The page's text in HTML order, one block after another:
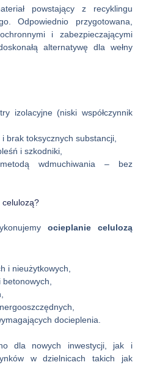
powstający z recyklingu
Odpowiednio przygotowana,
i zabezpieczającymi
alternatywę dla wełny
izolacyjne (niski współczynnik
brak toksycznych substancji,
i szkodniki,
wdmuchiwania – bez
celulozą?
ocieplanie celulozą
i nieużytkowych,
docieplenia.
dla nowych inwestycji, jak i
w dzielnicach takich jak